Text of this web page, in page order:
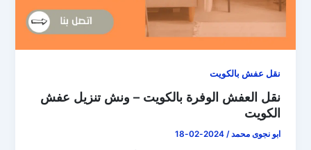
نقل عفش بالكويت
نقل العفش الوفرة بالكويت – ونش تنزيل عفش
الكويت
ابو نجوى محمد/
2024-02-18